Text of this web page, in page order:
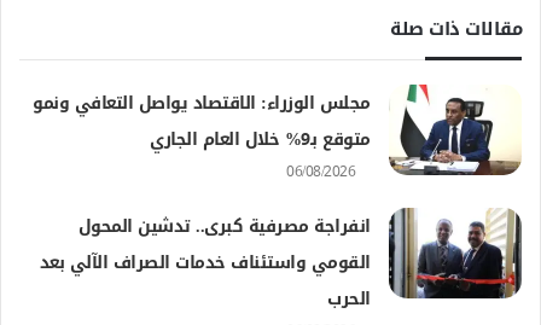
مقالات ذات صلة
مجلس الوزراء: الاقتصاد يواصل التعافي ونمو
متوقع بـ9% خلال العام الجاري
06/08/2026
انفراجة مصرفية كبرى.. تدشين المحول
القومي واستئناف خدمات الصراف الآلي بعد
الحرب